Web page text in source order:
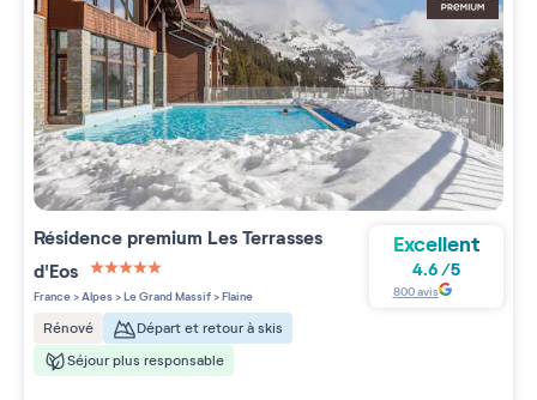
Résidence premium Les Terrasses
d'Eos
5 étoiles sur 5
France>Alpes>Le Grand Massif>Flaine
Rénové
Départ et retour à skis
Séjour plus responsable
Excellent
4.6/5
800avis